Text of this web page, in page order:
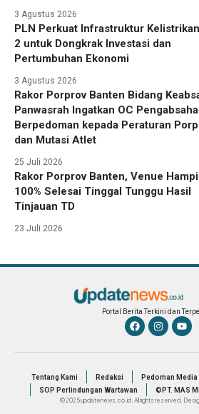
3 Agustus 2026
PLN Perkuat Infrastruktur
2 untuk Dongkrak Investasi dan
Pertumbuhan Ekonomi
3 Agustus 2026
Rakor Porprov Banten Bidang
Panwasrah Ingatkan OC
Berpedoman kepada Peraturan
dan Mutasi Atlet
25 Juli 2026
Rakor Porprov Banten, Venue
100% Selesai Tinggal Tunggu Hasil
Tinjauan TD
23 Juli 2026
Portal Berita Terkini dan
Tentang Kami Redaksi Pedoman
SOP Perlindungan Wartawan
©PT. MAS
© 2025 updatenews.co.id. All rights reserved.